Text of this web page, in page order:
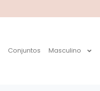
Conjuntos Masculino